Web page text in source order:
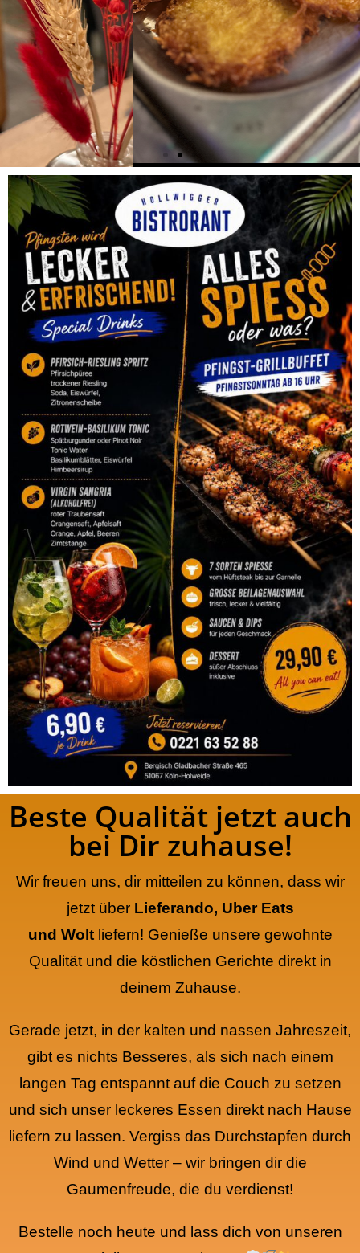
Unsere Aktionstage
Hier gibt es alle Infos zu unseren tollen
Aktionstagen!
Zu den Aktionstagen
Beste Qualität jetzt auch
bei Dir zuhause!
Wir freuen uns, dir mitteilen zu können, dass wir
jetzt über Lieferando, Uber Eats
und Woltliefern! Genieße unsere gewohnte
Qualität und die köstlichen Gerichte direkt in
deinem Zuhause.
Gerade jetzt, in der kalten und nassen Jahreszeit,
gibt es nichts Besseres, als sich nach einem
langen Tag entspannt auf die Couch zu setzen
und sich unser leckeres Essen direkt nach Hause
liefern zu lassen. Vergiss das Durchstapfen durch
Wind und Wetter – wir bringen dir die
Gaumenfreude, die du verdienst!
Bestelle noch heute und lass dich von unseren